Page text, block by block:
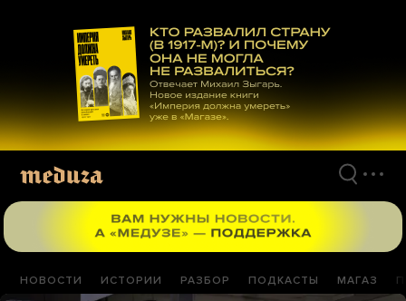
материалам
НОВОСТИ ИСТОРИИ РАЗБОР ПОДКАСТЫ МАГАЗ